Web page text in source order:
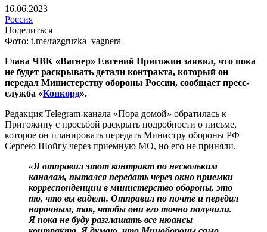
16.06.2023
Россия
Поделиться
Фото: t.me/razgruzka_vagnera
Глава ЧВК «Вагнер» Евгений Пригожин заявил, что пока
не будет раскрывать детали контракта, который он
передал Министерству обороны России, сообщает пресс-
служба «Конкорд».
Редакция Telegram-канала «Пора домой» обратилась к
Пригожину с просьбой раскрыть подробности о письме,
которое он планировать передать Министру обороны РФ
Сергею Шойгу через приемную МО, но его не приняли.
«Я отправил этот контракт по нескольким
каналам, пытался передать через окно приемки
корреспонденции в министерство обороны, это
то, что вы видели. Отправил по почте и передал
нарочным, так, чтобы они его точно получили.
Я пока не буду разглашать все нюансы